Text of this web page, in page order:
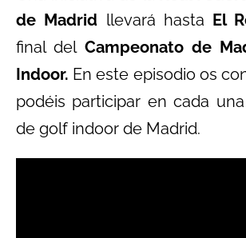
de Madrid llevará hasta El
final del Campeonato de
Indoor. En este episodio os
podéis participar en cada
de golf indoor de Madrid.